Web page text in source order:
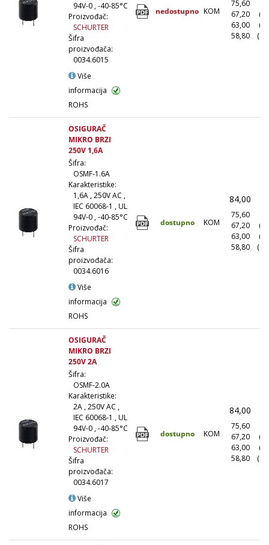
94V-0 , -40-85°C
Proizvođač:
SCHURTER
Šifra
proizvođača:
0034.6015
Više
informacija
ROHS
nedostupno KOM
75,60
67,20
63,00
58,80
OSIGURAČ
MIKRO BRZI
250V 1,6A
Šifra:
OSMF-1.6A
Karakteristike:
1,6A , 250V AC ,
IEC 60068-1 , UL
94V-0 , -40-85°C
Proizvođač:
SCHURTER
Šifra
proizvođača:
0034.6016
Više
informacija
ROHS
dostupno KOM
84,00
75,60
67,20
63,00
58,80
OSIGURAČ
MIKRO BRZI
250V 2A
Šifra:
OSMF-2.0A
Karakteristike:
2A , 250V AC ,
IEC 60068-1 , UL
94V-0 , -40-85°C
Proizvođač:
SCHURTER
Šifra
proizvođača:
0034.6017
Više
informacija
ROHS
dostupno KOM
84,00
75,60
67,20
63,00
58,80